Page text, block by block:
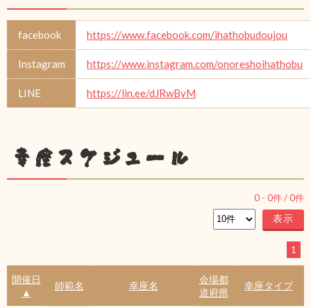
facebook https://www.facebook.com/ihathobudoujou
Instagram https://www.instagram.com/onoreshoihathobu
LINE https://lin.ee/dJRwByM
幸座スケジュール
0 - 0件 /0件
1
開催日
▲
師範名 幸座名
会場都
道府県
幸座タイプ